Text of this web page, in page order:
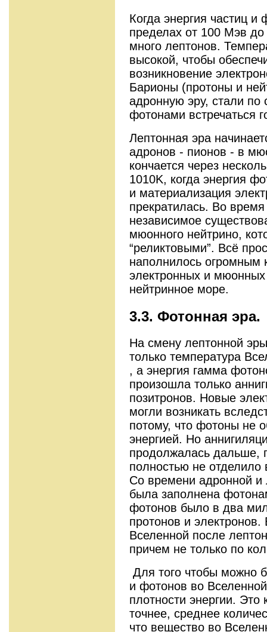
Когда энергия частиц и
пределах от 100 Мэв
много лептонов.
высокой, чтобы
возникновение
Барионы (протоны и
адронную эру, стали
фотонами встречаться
Лептонная эра
адронов - пионов - в
кончается через
1010K, когда энергия
и материализация
прекратилась. Во время
независимое
мюонного нейтрино,
“реликтовыми”. Всё
наполнилось огромным
электронных и мюонных
нейтринное море.
3.3. Фотонная эра.
На смену лептонной
только температура
, а энергия гамма
произошла только
позитронов. Новые
могли возникать
потому, что фотоны не
энергией. Но
продолжалась дальше,
полностью не отделило
Со времени адронной и
была заполнена
фотонов было в два
протонов и
Вселенной после
причем не только по
Для того чтобы можно
и фотонов во
плотности энергии. Это
точнее, среднее
что вещество во